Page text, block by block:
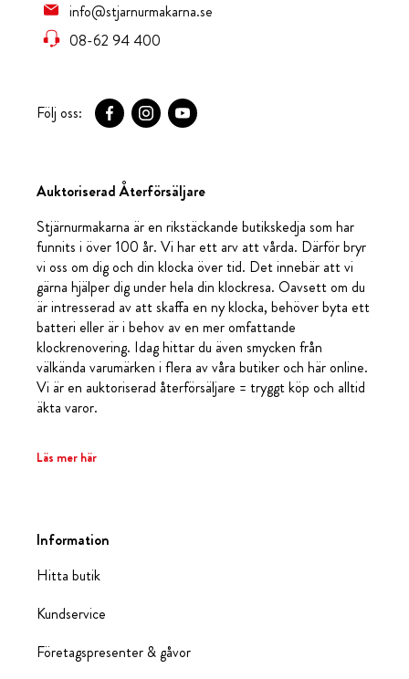
info@stjarnurmakarna.se
08-62 94 400
Följ oss:
Auktoriserad Återförsäljare
Stjärnurmakarna är en rikstäckande butikskedja som har
funnits i över 100 år. Vi har ett arv att vårda. Därför bryr
vi oss om dig och din klocka över tid. Det innebär att vi
gärna hjälper dig under hela din klockresa. Oavsett om du
är intresserad av att skaffa en ny klocka, behöver byta ett
batteri eller är i behov av en mer omfattande
klockrenovering. Idag hittar du även smycken från
välkända varumärken i flera av våra butiker och här online.
Vi är en auktoriserad återförsäljare = tryggt köp och alltid
äkta varor.
Läs mer här
Information
Hitta butik
Kundservice
Företagspresenter & gåvor